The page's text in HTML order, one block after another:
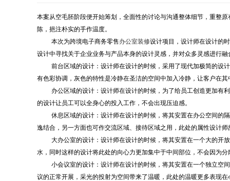
本案从空毛胚阶段便开始筹划，全面性的讨论与沟通整体细节，重整
陈，挹注朴实的手作温度。
本次为跨境电子商务零售办公室装修设计项目，设计师在设计的
设计中寻找关于企业业务与产品本身的设计灵感，并对众多灵感进行融
前台区域的设计：设计师在设计的时候，采用了现代加极简的设
有色彩协调，灰色的特性是冷静在圣洁的空间中加入冷静，让客户在
办公区域的设计：设计师在设计的时候，为了给员工创造更加有
的设计让员工可以全身心的投入工作，不会出现压迫感。
休息区域的设计：设计师在设计的时候，将其安置在办公空间的
逸结合，另一方面也可作交流区域、接待区域之用，此处的属性设计
大办公室的设计：设计师在设计的时候，将其安置在一个大的开
水，同时这样的设计将此处的向心力更加集中于中间部位，不会因为
小会议室的设计：设计师在设计的时候，将其安置在一个独立空
议的正常开展，采光的投射为空间带来了温暖，此处的温暖更多表现